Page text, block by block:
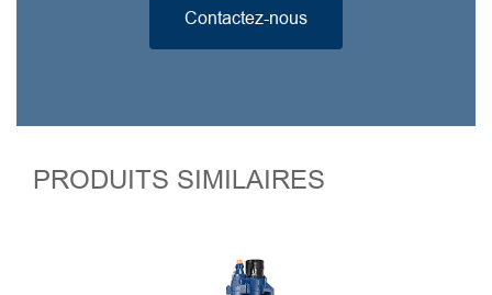
Contactez-nous
PRODUITS SIMILAIRES